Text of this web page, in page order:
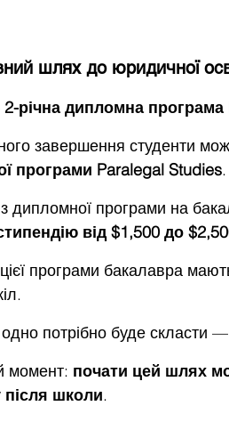
шлях до юридичної
2-річна дипломна програма
завершення студенти
програми Paralegal Studies.
дипломної програми на
від $1,500 до
програми бакалавра
потрібно буде скласти —
момент: почати цей шлях
після школи.